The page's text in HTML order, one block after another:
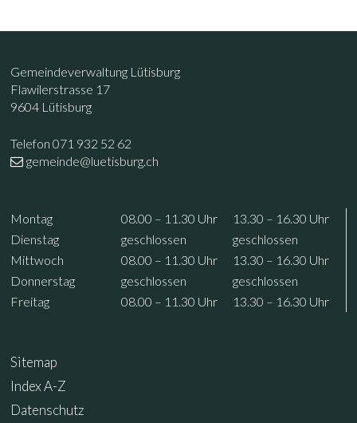
Footer
Kontakt
Gemeindeverwaltung Lütisburg
Flawilerstrasse 17
9604 Lütisburg
Telefon 071 932 52 62
gemeinde@luetisburg.ch
Öffnungszeiten
Wochentag VormittagNachmittag
Montag 08.00 – 11.30 Uhr 13.30 – 16.30 Uhr
Dienstag geschlossen
geschlossen
Mittwoch 08.00 – 11.30 Uhr 13.30 – 16.30 Uhr
Donnerstag geschlossen
geschlossen
Freitag 08.00 – 11.30 Uhr 13.30 – 16.30 Uhr
Sitemap
Index A-Z
Datenschutz